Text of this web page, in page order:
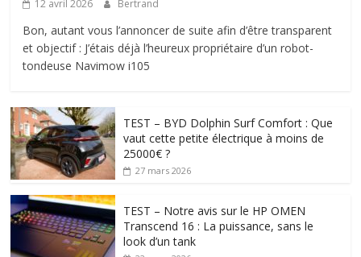
12 avril 2026 Bertrand
Bon, autant vous l’annoncer de suite afin d’être transparent
et objectif : J’étais déjà l’heureux propriétaire d’un robot-
tondeuse Navimow i105
TEST – BYD Dolphin Surf Comfort : Que
vaut cette petite électrique à moins de
25000€ ?
27 mars 2026
TEST – Notre avis sur le HP OMEN
Transcend 16 : La puissance, sans le
look d’un tank